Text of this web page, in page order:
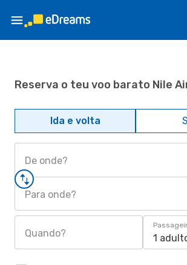
Reserva o teu voo barato Nile
Ida e volta
De onde?
Para onde?
Quando? 1